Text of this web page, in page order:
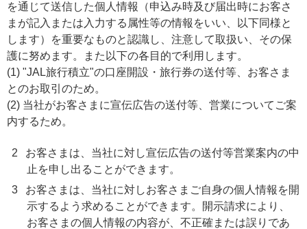
を通じて送信した個人情報（申込み時及び届出時にお客さ
まが記入または入力する属性等の情報をいい、以下同様と
します）を重要なものと認識し、注意して取扱い、その保
護に努めます。また以下の各目的で利用します。
(1) "JAL旅行積立"の口座開設・旅行券の送付等、お客さま
とのお取引のため。
(2) 当社がお客さまに宣伝広告の送付等、営業についてご案
内するため。
2
お客さまは、当社に対し宣伝広告の送付等営業案内の中
止を申し出ることができます。
3
お客さまは、当社に対しお客さまご自身の個人情報を開
示するよう求めることができます。開示請求により、
お客さまの個人情報の内容が、不正確または誤りであ